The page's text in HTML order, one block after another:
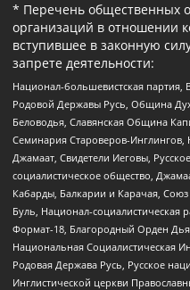
* Перечень общественных
организаций в отношении
вступившее в законную
запрете деятельности:
Национал-большевистская партия,
Родовой Державы Русь, Община
Беловодья, Славянская Община
Семинария Староверов-
Джамаат, Свидетели Иеговы,
социалистическое общество,
Кабарды, Балкарии и Карачая,
Буль, Национал-социалистическая
Формат-18, Благородный Орден
Национальная Социалистическая
Родовая Держава Русь, Русское
Инглистической церкви